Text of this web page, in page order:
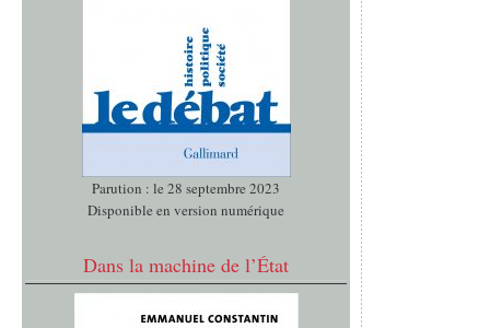
Parution : le 28 septembre 2023
Disponible en version numérique
Dans la machine de l’État